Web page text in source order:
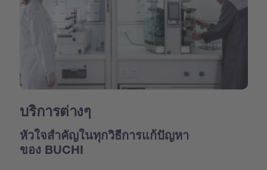
บริการต่างๆ
หัวใจสำคัญในทุกวิธีการแก้ปัญหา
ของ BUCHI